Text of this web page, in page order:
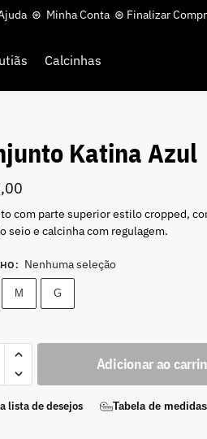
⊛ Minha Conta ⊛ Finalizar
Calcinhas
Katina Azul
com parte superior estilo cropped,
seio e calcinha com regulagem.
: Nenhuma seleção
M G
Adicionar ao
lista de desejos Tabela de medidas